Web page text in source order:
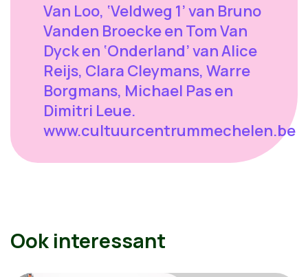
Van Loo, ‘Veldweg 1’ van Bruno
Vanden Broecke en Tom Van
Dyck en ‘Onderland’ van Alice
Reijs, Clara Cleymans, Warre
Borgmans, Michael Pas en
Dimitri Leue.
www.cultuurcentrummechelen.be
Ook interessant